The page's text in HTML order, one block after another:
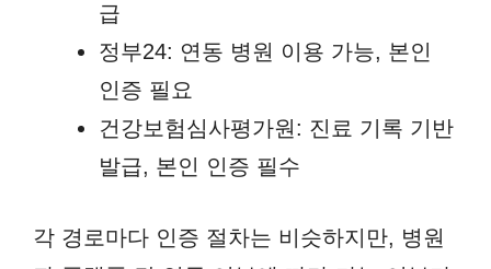
급
정부24: 연동 병원 이용 가능, 본인
인증 필요
건강보험심사평가원: 진료 기록 기반
발급, 본인 인증 필수
각 경로마다 인증 절차는 비슷하지만, 병원